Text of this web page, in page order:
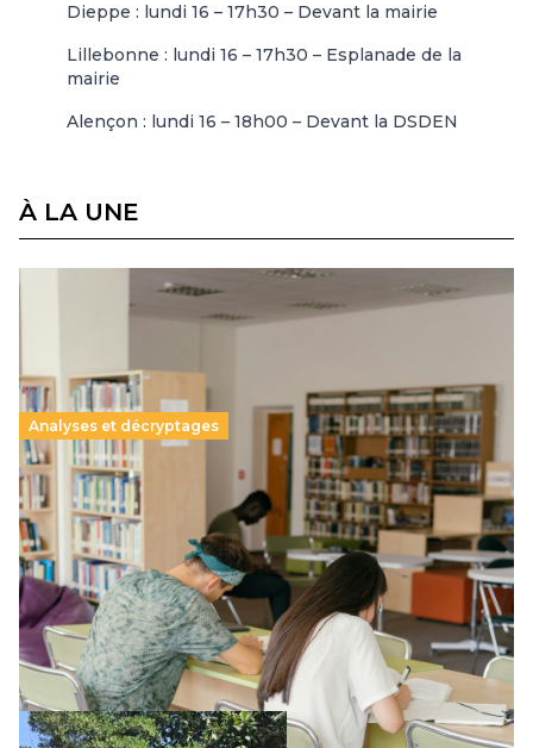
Dieppe : lundi 16 – 17h30 – Devant la mairie
Lillebonne : lundi 16 – 17h30 – Esplanade de la
mairie
Alençon : lundi 16 – 18h00 – Devant la DSDEN
À LA UNE
Analyses et décryptages
Supérieur privé : une dérive qui met à mal la
promesse républicaine
11 juillet 2026-
Le projet de loi sur la régulation de l’enseignement
supérieur privé met en lumière l’amplification d’un système
qui relègue l’acte pédagogique au superfétatoire, voire à…
Lire la suite →